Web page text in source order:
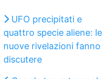
UFO precipitati e
quattro specie aliene: le
nuove rivelazioni fanno
discutere